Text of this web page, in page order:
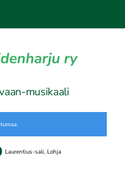
etusivulle
musikaali
Laurentius-sali, Lohja